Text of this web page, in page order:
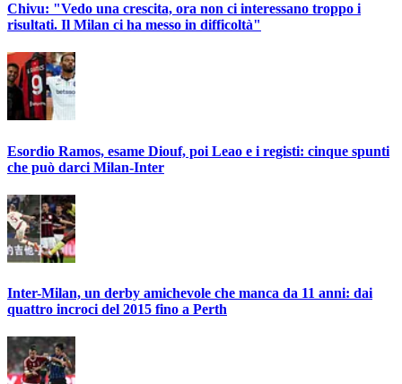
Chivu: "Vedo una crescita, ora non ci interessano troppo i
risultati. Il Milan ci ha messo in difficoltà"
Esordio Ramos, esame Diouf, poi Leao e i registi: cinque spunti
che può darci Milan-Inter
Inter-Milan, un derby amichevole che manca da 11 anni: dai
quattro incroci del 2015 fino a Perth